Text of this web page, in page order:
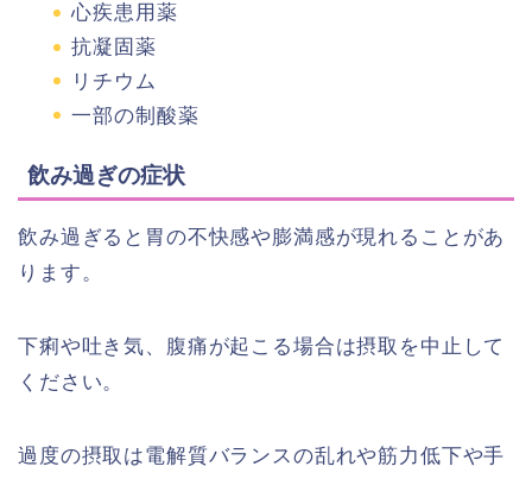
心疾患用薬
抗凝固薬
リチウム
一部の制酸薬
飲み過ぎの症状
飲み過ぎると胃の不快感や膨満感が現れることがあ
ります。
下痢や吐き気、腹痛が起こる場合は摂取を中止して
ください。
過度の摂取は電解質バランスの乱れや筋力低下や手